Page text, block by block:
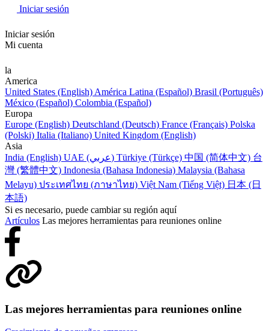
Iniciar sesión
Iniciar sesión
Mi cuenta
la
America
United States (English) América Latina (Español) Brasil (Português)
México (Español) Colombia (Español)
Europa
Europe (English) Deutschland (Deutsch) France (Français) Polska
(Polski) Italia (Italiano) United Kingdom (English)
Asia
India (English)
UAE (عربي) Türkiye (Türkçe) 中国 (简体中文) 台
灣 (繁體中文) Indonesia (Bahasa Indonesia) Malaysia (Bahasa
Melayu) ประเทศไทย (ภาษาไทย) Việt Nam (Tiếng Việt) 日本 (日
本語)
Si es necesario, puede cambiar su región aquí
Artículos Las mejores herramientas para reuniones online
Las mejores herramientas para reuniones online